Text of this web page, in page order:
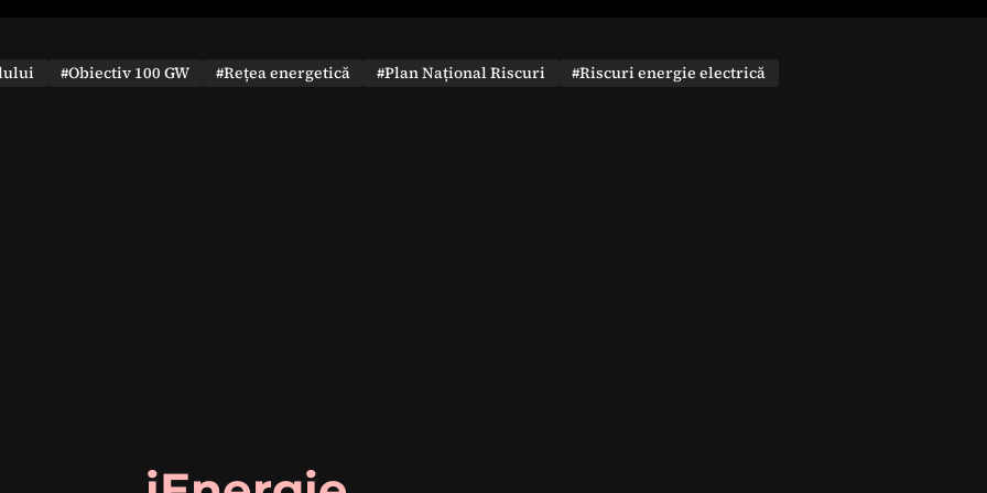
#Obiectiv 100 GW #Rețea energetică #Plan Național Riscuri
#Riscuri energie electrică